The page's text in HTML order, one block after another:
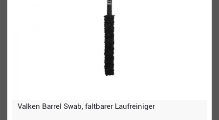
Valken Barrel Swab, faltbarer Laufreiniger